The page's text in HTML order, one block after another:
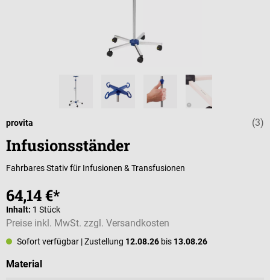
(3)
provita
Infusionsständer
Fahrbares Stativ für Infusionen & Transfusionen
64,14 €*
Inhalt: 1 Stück
Preise inkl. MwSt. zzgl. Versandkosten
Sofort verfügbar | Zustellung 12.08.26 bis 13.08.26
Materialauswählen